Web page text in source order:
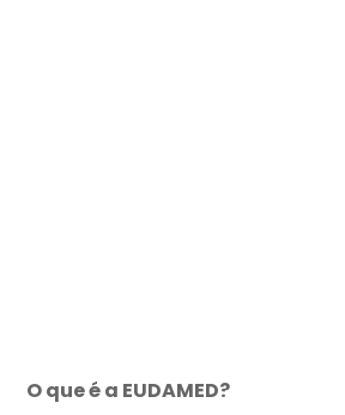
O que é a EUDAMED?